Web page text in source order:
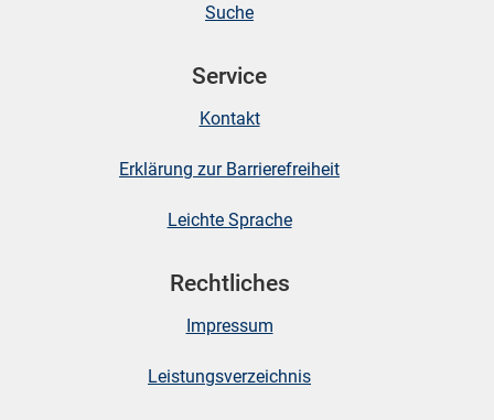
Suche
Service
Kontakt
Erklärung zur Barrierefreiheit
Leichte Sprache
Rechtliches
Impressum
Leistungsverzeichnis